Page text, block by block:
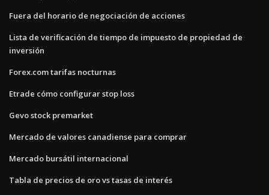
Fuera del horario de negociación de acciones
Lista de verificación de tiempo de impuesto de propiedad de
inversión
Forex.com tarifas nocturnas
Etrade cómo configurar stop loss
Gevo stock premarket
Mercado de valores canadiense para comprar
Mercado bursátil internacional
Tabla de precios de oro vs tasas de interés